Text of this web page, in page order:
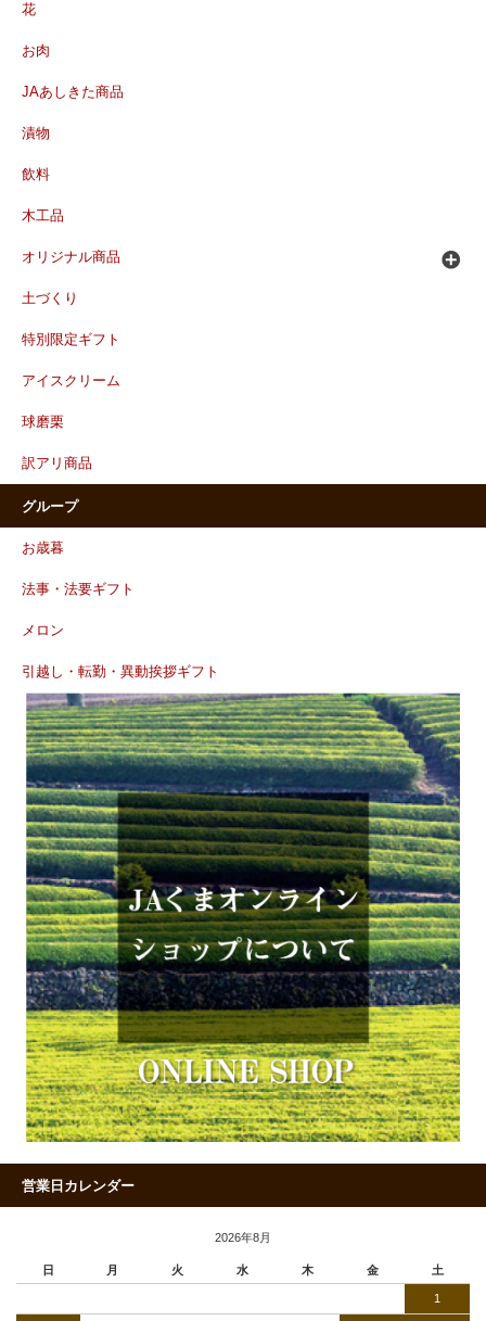
花
お肉
JAあしきた商品
漬物
飲料
木工品
オリジナル商品
土づくり
特別限定ギフト
アイスクリーム
球磨栗
訳アリ商品
グループ
お歳暮
法事・法要ギフト
メロン
引越し・転勤・異動挨拶ギフト
営業日カレンダー
2026年8月
日 月 火 水 木 金 土
1